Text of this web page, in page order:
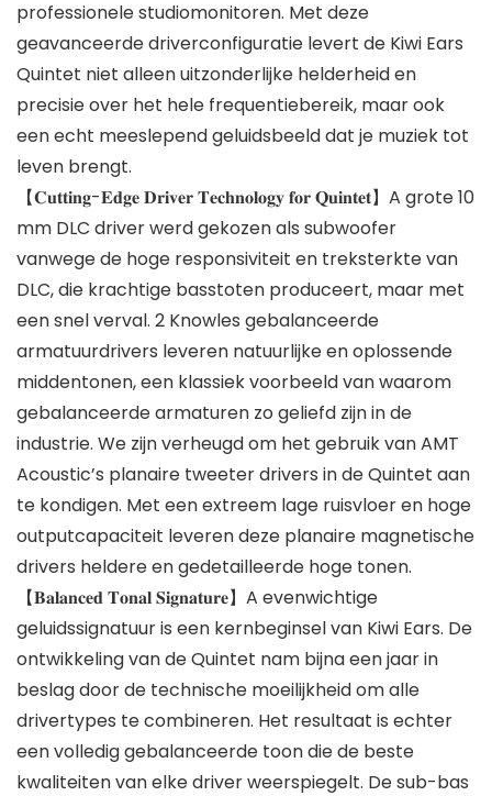
professionele studiomonitoren. Met deze
geavanceerde driverconfiguratie levert de Kiwi Ears
Quintet niet alleen uitzonderlijke helderheid en
precisie over het hele frequentiebereik, maar ook
een echt meeslepend geluidsbeeld dat je muziek tot
leven brengt.
【𝐂𝐮𝐭𝐭𝐢𝐧𝐠-𝐄𝐝𝐠𝐞 𝐃𝐫𝐢𝐯𝐞𝐫 𝐓𝐞𝐜𝐡𝐧𝐨𝐥𝐨𝐠𝐲 𝐟𝐨𝐫 𝐐𝐮𝐢𝐧𝐭𝐞𝐭】A grote 10
mm DLC driver werd gekozen als subwoofer
vanwege de hoge responsiviteit en treksterkte van
DLC, die krachtige basstoten produceert, maar met
een snel verval. 2 Knowles gebalanceerde
armatuurdrivers leveren natuurlijke en oplossende
middentonen, een klassiek voorbeeld van waarom
gebalanceerde armaturen zo geliefd zijn in de
industrie. We zijn verheugd om het gebruik van AMT
Acoustic’s planaire tweeter drivers in de Quintet aan
te kondigen. Met een extreem lage ruisvloer en hoge
outputcapaciteit leveren deze planaire magnetische
drivers heldere en gedetailleerde hoge tonen.
【𝐁𝐚𝐥𝐚𝐧𝐜𝐞𝐝 𝐓𝐨𝐧𝐚𝐥 𝐒𝐢𝐠𝐧𝐚𝐭𝐮𝐫𝐞】A evenwichtige
geluidssignatuur is een kernbeginsel van Kiwi Ears. De
ontwikkeling van de Quintet nam bijna een jaar in
beslag door de technische moeilijkheid om alle
drivertypes te combineren. Het resultaat is echter
een volledig gebalanceerde toon die de beste
kwaliteiten van elke driver weerspiegelt. De sub-bas